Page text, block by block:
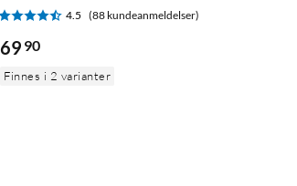
4.5 (88 kundeanmeldelser)
69 90
Finnes i 2 varianter